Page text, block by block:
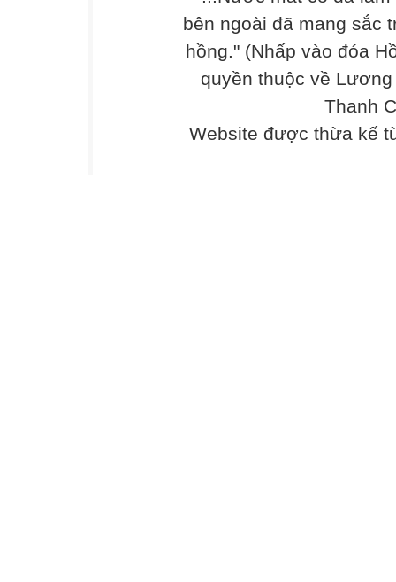
bên ngoài đã mang sắc
hồng." (Nhấp vào đóa
quyền thuộc về
Thanh
Website được thừa kế